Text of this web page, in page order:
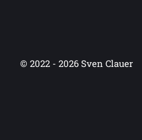
© 2022 - 2026 Sven Clauer